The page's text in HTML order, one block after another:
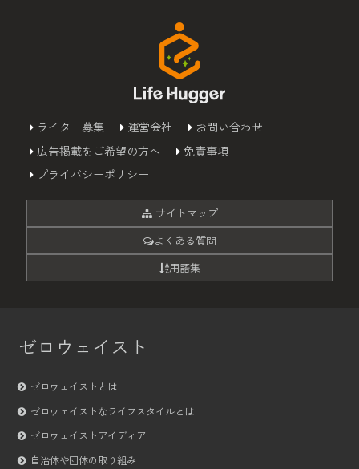
ライター募集 運営会社
お問い合わせ
広告掲載をご希望の方へ
免責事項
プライバシーポリシー
サイトマップ
よくある質問
用語集
ゼロウェイスト
ゼロウェイストとは
ゼロウェイストなライフスタイルとは
ゼロウェイストアイディア
自治体や団体の取り組み